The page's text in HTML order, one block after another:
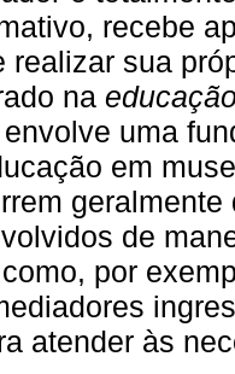
recebe
realizar sua
na
uma
em
de
por
atender às